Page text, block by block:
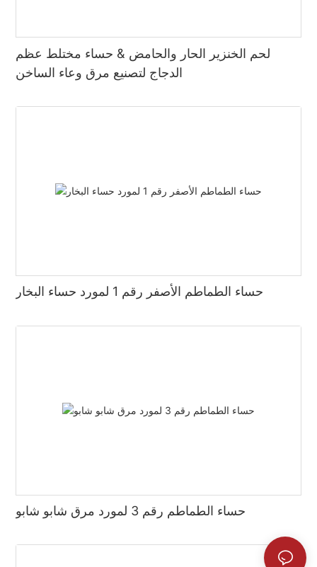
لحم الخنزير الحار والحامض & حساء مختلط عظم
الدجاج لتصنيع مرق وعاء الساخن
حساء الطماطم الأصفر رقم 1 لمورد حساء البخار
حساء الطماطم رقم 3 لمورد مرق شابو شابو